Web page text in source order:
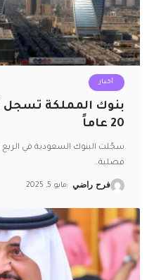
أخبار
بنوك المملكة تسجل
20 عاماً
فصلية…
فرح راضي مايو 5, 2025